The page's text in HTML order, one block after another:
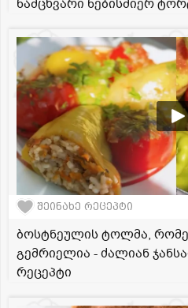
ნამცხვარი ნებისმიერ
შეინახე რეცეპტი
ბოსტნეულის ტოლმა,
გემრიელია - ძალიან
რეცეპტი